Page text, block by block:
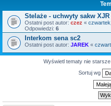
Stelaże - uchwyty sakw XJR
Ostatni post autor: czez «
Odpowiedzi: 6
Interkom sena sc2
Ostatni post autor: JAREK «
Wyświetl tematy nie starsze
Sortuj wg